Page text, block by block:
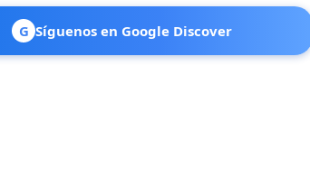
G Síguenos en Google Discover